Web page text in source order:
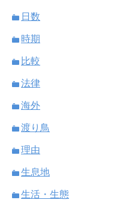
日数
時期
比較
法律
海外
渡り鳥
理由
生息地
生活・生態